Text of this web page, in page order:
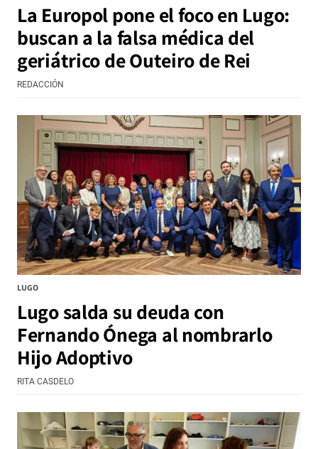
La Europol pone el foco en Lugo:
buscan a la falsa médica del
geriátrico de Outeiro de Rei
REDACCIÓN
LUGO
Lugo salda su deuda con
Fernando Ónega al nombrarlo
Hijo Adoptivo
RITA CASDELO